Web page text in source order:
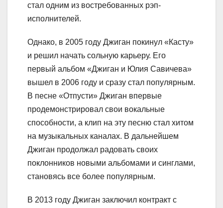
стал одним из востребованных рэп-
исполнителей.
Однако, в 2005 году Джиган покинул «Касту»
и решил начать сольную карьеру. Его
первый альбом «Джиган и Юлия Савичева»
вышел в 2006 году и сразу стал популярным.
В песне «Отпусти» Джиган впервые
продемонстрировал свои вокальные
способности, а клип на эту песню стал хитом
на музыкальных каналах. В дальнейшем
Джиган продолжал радовать своих
поклонников новыми альбомами и синглами,
становясь все более популярным.
В 2013 году Джиган заключил контракт с